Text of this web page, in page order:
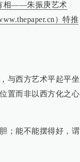
相——朱振庚艺术
）特推
与西方艺术平起平坐
置而非以西方化之心
；能不能摆得好，谓